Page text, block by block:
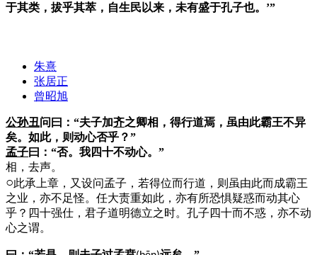
于其类，拔乎其萃，自生民以来，未有盛于孔子也。’”
朱熹
张居正
曾昭旭
公孙丑问曰：“夫子加齐之卿相，得行道焉，虽由此霸王不异
矣。如此，则动心否乎？”
孟子曰：“否。我四十不动心。”
相，去声。
○此承上章，又设问孟子，若得位而行道，则虽由此而成霸王
之业，亦不足怪。任大责重如此，亦有所恐惧疑惑而动其心
乎？四十强仕，君子道明德立之时。孔子四十而不惑，亦不动
心之谓。